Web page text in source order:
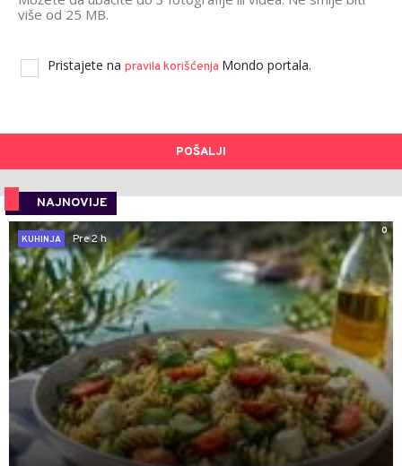
više od 25 MB.
Pristajete na pravila korišćenja Mondo portala.
POŠALJI
NAJNOVIJE
0
KUHINJA
Pre 2 h